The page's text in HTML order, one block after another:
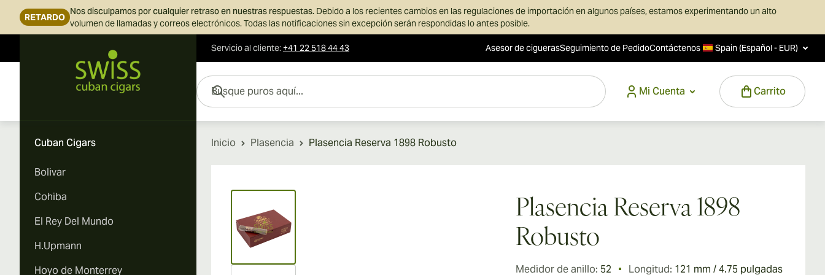
RETARDO
Nos disculpamos por cualquier retraso en nuestras respuestas. Debido a los recientes cambios en las regulaciones de importación en algunos países, estamos experimentando un alto
volumen de llamadas y correos electrónicos. Todas las notificaciones sin excepción serán respondidas lo antes posible.
Servicio al cliente:+41 22 518 44 43 Asesor de ciguerasSeguimiento de PedidoContáctenos Spain (Español - EUR)
Mi Cuenta
Carrito
Busque puros aquí...
Cuban Cigars
Bolivar
Cohiba
El Rey Del Mundo
H.Upmann
Hoyo de Monterrey
Inicio Plasencia Plasencia Reserva 1898 Robusto
View larger image
Plasencia Reserva 1898
Robusto
Medidor de anillo: 52 Longitud: 121 mm / 4.75 pulgadas